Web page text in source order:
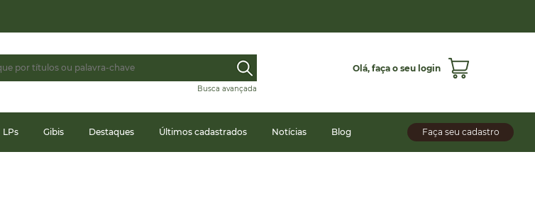
Busca avançada
Olá, faça o seu login
Faça seu cadastro
LPs Gibis Destaques Últimos cadastrados Notícias Blog